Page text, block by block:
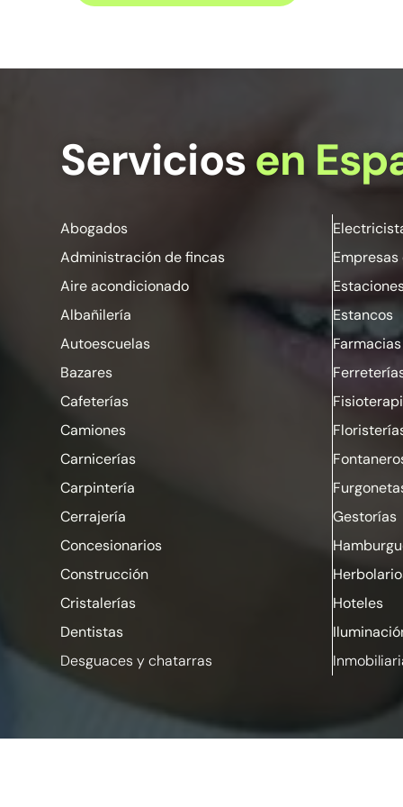
Serviciosen
Abogados
Administración de fincas
Aire acondicionado
Albañilería
Autoescuelas
Bazares
Cafeterías
Camiones
Carnicerías
Carpintería
Cerrajería
Concesionarios
Construcción
Cristalerías
Dentistas
Desguaces y chatarras
Estancos
Farmacias
Gestorías
Hoteles